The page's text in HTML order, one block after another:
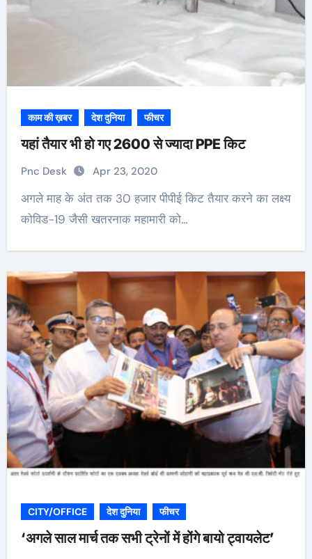
काम की ख़बर देश दुनिया फीचर
यहां तैयार भी हो गए 2600 से ज्यादा PPE किट
Pnc Desk Apr 23, 2020
अगले माह के अंत तक 30 हजार पीपीई किट तैयार करने का लक्ष्य
कोविड-19 जैसी खतरनाक महामारी को…
CITY/OFFICE देश दुनिया फीचर
‘अगले साल मार्च तक सभी ट्रेनों में होंगे बायो ट्वायलेट’